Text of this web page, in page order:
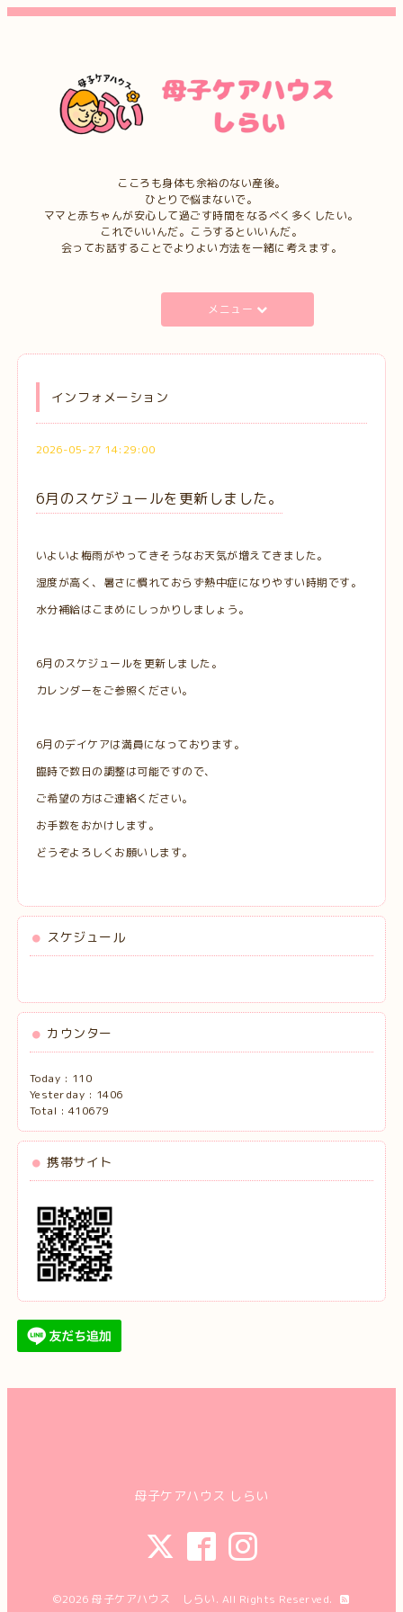
こころも身体も余裕のない産後。
ひとりで悩まないで。
ママと赤ちゃんが安心して過ごす時間をなるべく多くしたい。
これでいいんだ。こうするといいんだ。
会ってお話することでよりよい方法を一緒に考えます。
メニュー
インフォメーション
2026-05-27 14:29:00
6月のスケジュールを更新しました。
いよいよ梅雨がやってきそうなお天気が増えてきました。
湿度が高く、暑さに慣れておらず熱中症になりやすい時期です。
水分補給はこまめにしっかりしましょう。
6月のスケジュールを更新しました。
カレンダーをご参照ください。
6月のデイケアは満員になっております。
臨時で数日の調整は可能ですので、
ご希望の方はご連絡ください。
お手数をおかけします。
どうぞよろしくお願いします。
スケジュール
カウンター
Today : 110
Yesterday : 1406
Total : 410679
携帯サイト
母子ケアハウス しらい
©2026母子ケアハウス しらい. All Rights Reserved.